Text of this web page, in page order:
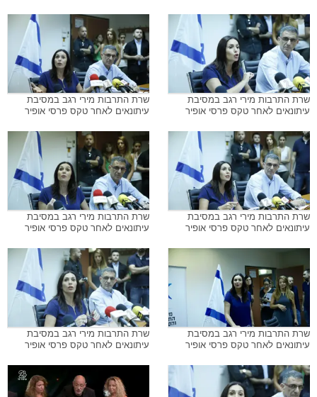
שרת התרבות מירי רגב במסיבת
עיתונאים לאחר טקס פרסי אופיר
שרת התרבות מירי רגב במסיבת
עיתונאים לאחר טקס פרסי אופיר
שרת התרבות מירי רגב במסיבת
עיתונאים לאחר טקס פרסי אופיר
שרת התרבות מירי רגב במסיבת
עיתונאים לאחר טקס פרסי אופיר
שרת התרבות מירי רגב במסיבת
עיתונאים לאחר טקס פרסי אופיר
שרת התרבות מירי רגב במסיבת
עיתונאים לאחר טקס פרסי אופיר